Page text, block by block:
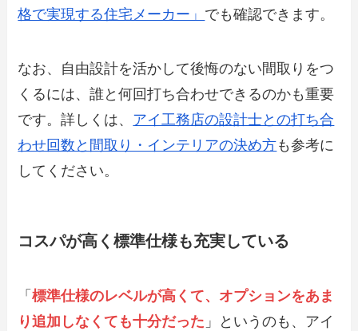
格で実現する住宅メーカー」 でも確認できます。
なお、自由設計を活かして後悔のない間取りをつ
くるには、誰と何回打ち合わせできるのかも重要
です。詳しくは、 アイ工務店の設計士との打ち合
わせ回数と間取り・インテリアの決め方も参考に
してください。
コスパが高く標準仕様も充実している
「標準仕様のレベルが高くて、オプションをあま
り追加しなくても十分だった 」というのも、アイ